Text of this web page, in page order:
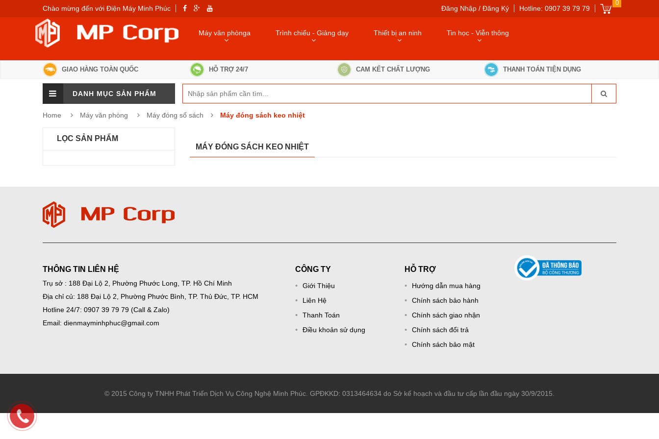
Chào mừng đến với Điện Máy Minh Phúc
0
Hotline: 0907 39 79 79
Đăng Nhập / Đăng Ký
Máy văn phònga Trình chiếu - Giảng dạy Thiết bị an ninh Tin học - Viễn thông
GIAO HÀNG TOÀN QUỐC HỖ TRỢ 24/7 CAM KẾT CHẤT LƯỢNG THANH TOÁN TIỆN DỤNG
DANH MỤC SẢN PHẨM
Home Máy văn phòng Máy đóng sổ sách Máy đóng sách keo nhiệt
MÁY ĐÓNG SÁCH KEO NHIỆT
LỌC SẢN PHẨM
THÔNG TIN LIÊN HỆ
Trụ sở : 188 Đại Lộ 2, Phường Phước Long, TP. Hồ Chí Minh
Địa chỉ củ: 188 Đại Lộ 2, Phường Phước Bình, TP. Thủ Đức, TP. HCM
Hotline 24/7: 0907 39 79 79 (Call & Zalo)
Email: dienmayminhphuc@gmail.com
CÔNG TY
Giới Thiệu
Liên Hệ
Thanh Toán
Điều khoản sử dụng
HỖ TRỢ
Hướng dẫn mua hàng
Chính sách bảo hành
Chính sách giao nhận
Chính sách đổi trả
Chính sách bảo mật
© 2015 Công ty TNHH Phát Triển Dịch Vụ Công Nghệ Minh Phúc. GPĐKKD: 0313464634 do Sở kế hoạch và đầu tư cấp lần đầu ngày 30/9/2015.